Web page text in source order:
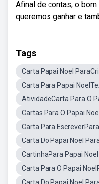
Afinal de contas, o
queremos ganhar e
Tags
Carta Papai Noel
Carta Para Papai
AtividadeCarta Para O
Cartas Para O Papai Noel
Carta Para EscreverPara
Carta Do Papai Noel
CartinhaPara Papai Noel
Carta Para O Papai
Carta Do Papai Noel